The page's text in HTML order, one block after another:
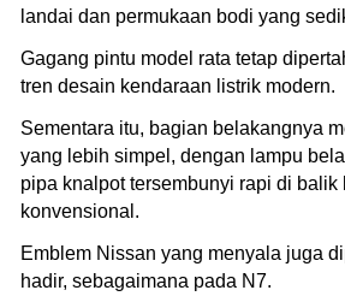
landai dan permukaan bodi yang
Gagang pintu model rata tetap
tren desain kendaraan listrik modern.
Sementara itu, bagian belakangnya
yang lebih simpel, dengan lampu
pipa knalpot tersembunyi rapi di balik
konvensional.
Emblem Nissan yang menyala juga
hadir, sebagaimana pada N7.